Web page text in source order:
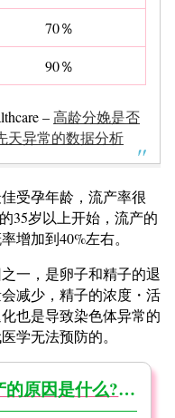
70％
90％
–高龄分娩是否
天异常的数据分析
受孕年龄，流产率很
35岁以上开始，流产的
增加到40%左右。
一，是卵子和精子的退
减少，精子的浓度・活
也是导致染色体异常的
学无法预防的。
流产是什么样的状态?流产的原因是什么?【医生监督】